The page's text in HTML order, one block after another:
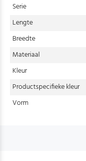
Serie
Lengte
Breedte
Materiaal
Kleur
Productspecifieke kleur
Vorm